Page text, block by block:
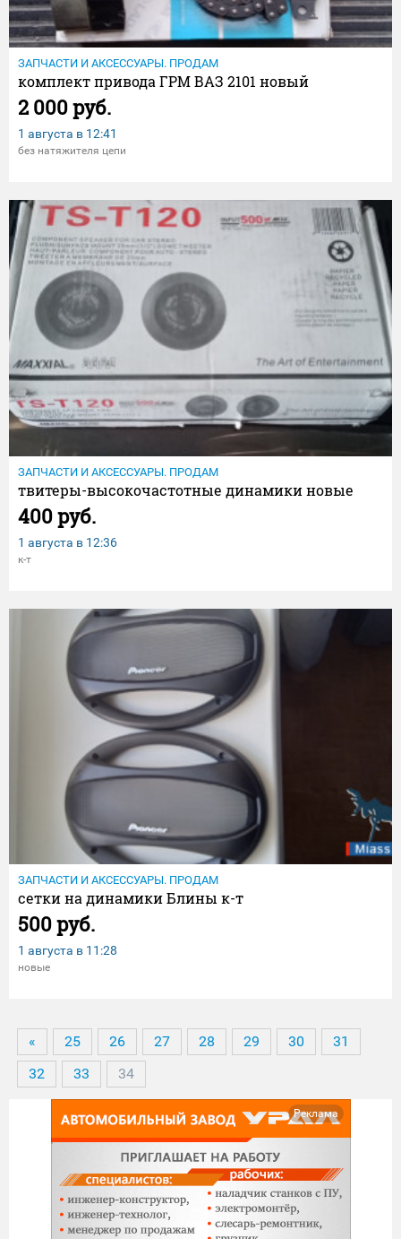
ЗАПЧАСТИ И АКСЕССУАРЫ. ПРОДАМ
комплект привода ГРМ ВАЗ 2101 новый
2 000 руб.
1 августа в 12:41
без натяжителя цепи
ЗАПЧАСТИ И АКСЕССУАРЫ. ПРОДАМ
твитеры-высокочастотные динамики новые
400 руб.
1 августа в 12:36
к-т
ЗАПЧАСТИ И АКСЕССУАРЫ. ПРОДАМ
сетки на динамики Блины к-т
500 руб.
1 августа в 11:28
новые
« 25 26 27 28 29 30
31
32
33 34
Реклама